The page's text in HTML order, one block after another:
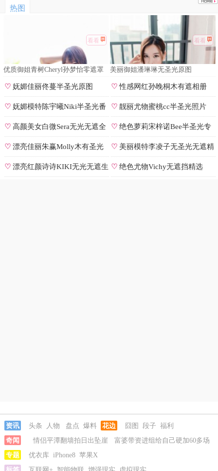
热图
看看
优质御姐青树Cheryl孙梦怡零遮罩
看看
美丽御姐潘琳琳无圣光原图
♡妩媚佳丽佟蔓半圣光原图 ♡性感网红孙晚桐木有遮相册
♡妩媚模特陈宇曦Niki半圣光番
号
♡ 靓丽尤物蜜桃cc半圣光照片
♡高颜美女白微Sera无光无遮全
集
♡ 绝色萝莉宋梓诺Bee半圣光专
辑
♡漂亮佳丽朱赢Molly木有圣光
原图
♡ 美丽模特李凌子无圣光无遮精
选
♡漂亮红颜诗诗KIKI无光无遮生 ♡ 绝色尤物Vichy无遮挡精选
资讯 头条 人物 盘点 爆料 花边 囧图 段子 福利
奇闻
情侣平潭翻墙拍日出坠崖
富婆带资进组给自己硬加60多场
吻戏
名创优品一次性内裤颜面尽失
专题 优衣库 iPhone8 苹果X